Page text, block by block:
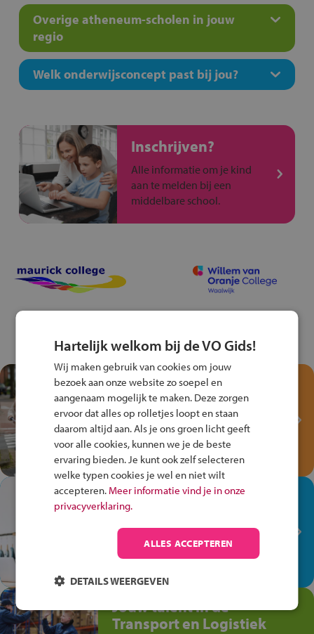
Overige atheneum-scholen in jouw
regio
Welk onderwijsconcept past bij jou?
Inschrijven?
Alle informatie om je kind
aan te melden bij een
middelbare school.
Test je kennis met het
Fiets Veilig
Verkeersspel!
Speel het Fiets Veilig Verkeersspel
en win een Cortina-fiets!
In de winkel ben je op je
plek!
Ontdek via het vmbo jouw talent
op de winkelvloer, waar elke dag
Jouw talent in de
Transport en Logistiek
Hartelijk welkom bij de VO Gids!
Wij maken gebruik van cookies om jouw
bezoek aan onze website zo soepel en
aangenaam mogelijk te maken. Deze zorgen
ervoor dat alles op rolletjes loopt en staan
daarom altijd aan. Als je ons groen licht geeft
voor alle cookies, kunnen we je de beste
ervaring bieden. Je kunt ook zelf selecteren
welke typen cookies je wel en niet wilt
accepteren. Meer informatie vind je in onze
privacyverklaring.
ALLES ACCEPTEREN
DETAILS WEERGEVEN